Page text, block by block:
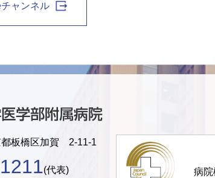
ャンネル
板橋区加賀 2-11-1
(代表) 病院